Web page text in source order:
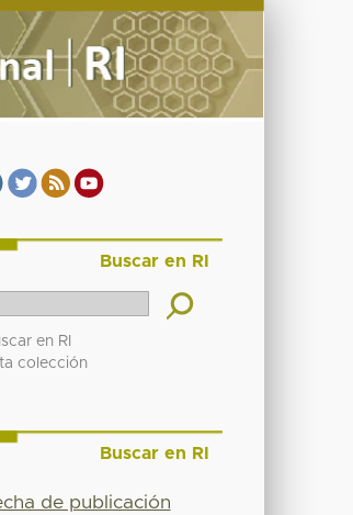
Buscar en RI
en RI
colección
Buscar en RI
de publicación